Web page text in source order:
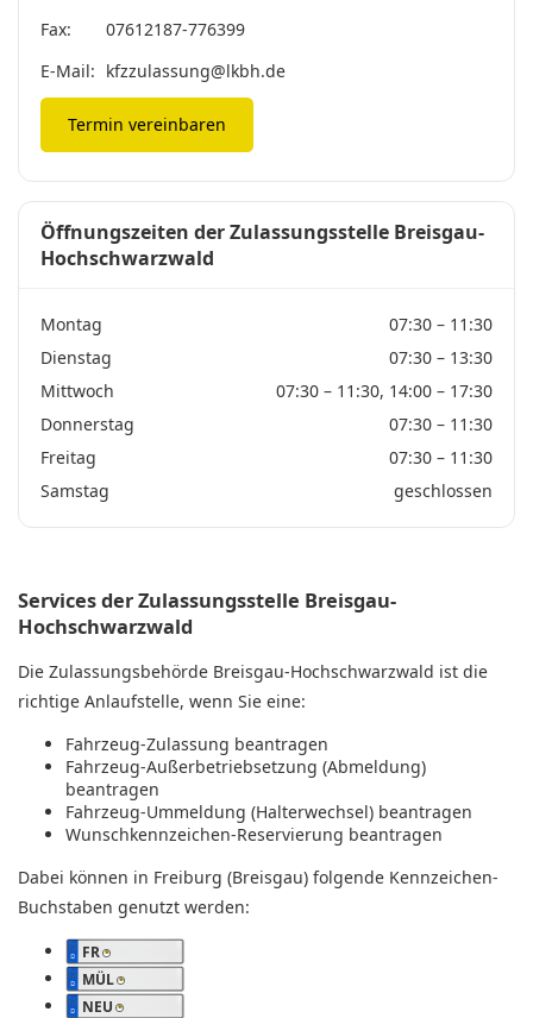
Fax:
07612187-776399
E-Mail: kfzzulassung@lkbh.de
Termin vereinbaren
Öffnungszeiten der Zulassungsstelle Breisgau-
Hochschwarzwald
Montag
07:30 – 11:30
Dienstag
07:30 – 13:30
Mittwoch
07:30 – 11:30, 14:00 – 17:30
Donnerstag
07:30 – 11:30
Freitag
07:30 – 11:30
Samstag
geschlossen
Services der Zulassungsstelle Breisgau-
Hochschwarzwald
Die Zulassungsbehörde Breisgau-Hochschwarzwald ist die
richtige Anlaufstelle, wenn Sie eine:
Fahrzeug-Zulassung beantragen
Fahrzeug-Außerbetriebsetzung (Abmeldung)
beantragen
Fahrzeug-Ummeldung (Halterwechsel) beantragen
Wunschkennzeichen-Reservierung beantragen
Dabei können in Freiburg (Breisgau) folgende Kennzeichen-
Buchstaben genutzt werden:
FR
MÜL
NEU